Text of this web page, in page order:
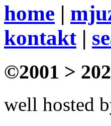
home |
kontakt|
©2001 >
well hosted